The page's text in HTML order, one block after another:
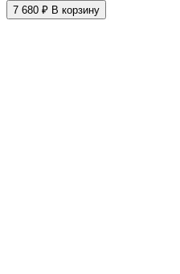
7 680 ₽ В корзину